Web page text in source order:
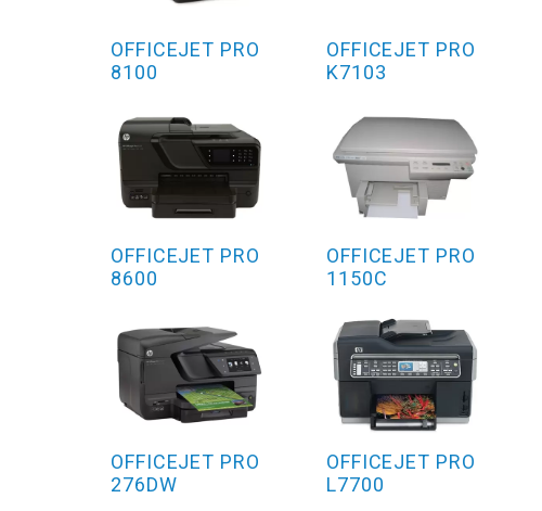
OFFICEJET PRO
8100
OFFICEJET PRO
8600
OFFICEJET PRO
276DW
OFFICEJET PRO
K7103
OFFICEJET PRO
1150C
OFFICEJET PRO
L7700